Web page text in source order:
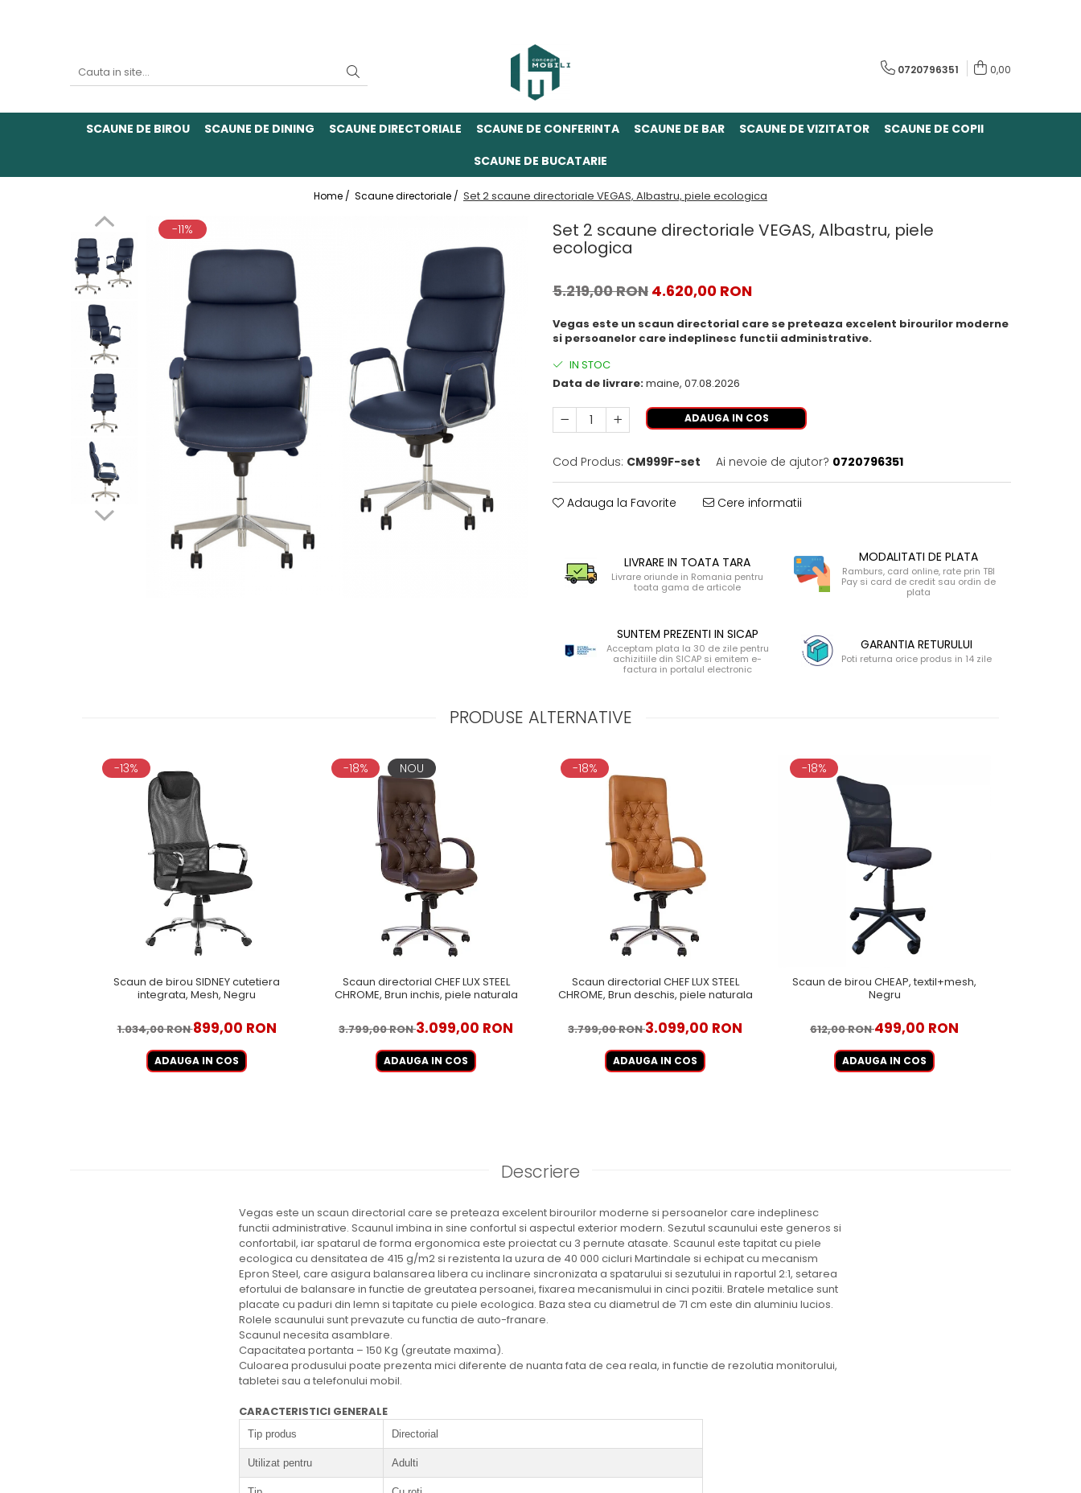
0720796351 0,00
SCAUNE DE BIROU SCAUNE DE DINING SCAUNE DIRECTORIALE SCAUNE DE CONFERINTA SCAUNE DE BAR SCAUNE DE VIZITATOR
SCAUNE DE COPII
SCAUNE DE BUCATARIE
Home / Scaune directoriale / Set 2 scaune directoriale VEGAS, Albastru, piele ecologica
Set 2 scaune directoriale VEGAS, Albastru, piele
ecologica
-11%
5.219,00 RON 4.620,00 RON
Vegas este un scaun directorial care se preteaza excelent birourilor moderne
si persoanelor care indeplinesc functii administrative.
IN STOC
Data de livrare:maine, 07.08.2026
ADAUGA IN COS
Cod Produs: CM999F-set Ai nevoie de ajutor? 0720796351
Adauga la Favorite Cere informatii
LIVRARE IN TOATA TARA
Livrare oriunde in Romania pentru
toata gama de articole
MODALITATI DE PLATA
Ramburs, card online, rate prin TBI
Pay si card de credit sau ordin de
plata
SUNTEM PREZENTI IN SICAP
Acceptam plata la 30 de zile pentru
achizitiile din SICAP si emitem e-
factura in portalul electronic
GARANTIA RETURULUI
Poti returna orice produs in 14 zile
PRODUSE ALTERNATIVE
-13%
Scaun de birou SIDNEY cutetiera
integrata, Mesh, Negru
1.034,00 RON899,00 RON
ADAUGA IN COS
-18% NOU
Scaun directorial CHEF LUX STEEL
CHROME, Brun inchis, piele naturala
3.799,00 RON3.099,00 RON
ADAUGA IN COS
-18%
Scaun directorial CHEF LUX STEEL
CHROME, Brun deschis, piele naturala
3.799,00 RON3.099,00 RON
ADAUGA IN COS
-18%
Scaun de birou CHEAP, textil+mesh,
Negru
612,00 RON499,00 RON
ADAUGA IN COS
Descriere
Vegas este un scaun directorial care se preteaza excelent birourilor moderne si persoanelor care indeplinesc
functii administrative. Scaunul imbina in sine confortul si aspectul exterior modern. Sezutul scaunului este generos si
confortabil, iar spatarul de forma ergonomica este proiectat cu 3 pernute atasate. Scaunul este tapitat cu piele
ecologica cu densitatea de 415 g/m2 si rezistenta la uzura de 40 000 cicluri Martindale si echipat cu mecanism
Epron Steel, care asigura balansarea libera cu inclinare sincronizata a spatarului si sezutului in raportul 2:1, setarea
efortului de balansare in functie de greutatea persoanei, fixarea mecanismului in cinci pozitii. Bratele metalice sunt
placate cu paduri din lemn si tapitate cu piele ecologica. Baza stea cu diametrul de 71 cm este din aluminiu lucios.
Rolele scaunului sunt prevazute cu functia de auto-franare.
Scaunul necesita asamblare.
Capacitatea portanta – 150 Kg (greutate maxima).
Culoarea produsului poate prezenta mici diferente de nuanta fata de cea reala, in functie de rezolutia monitorului,
tabletei sau a telefonului mobil.
CARACTERISTICI GENERALE
Tip produs Directorial
Utilizat pentru Adulti